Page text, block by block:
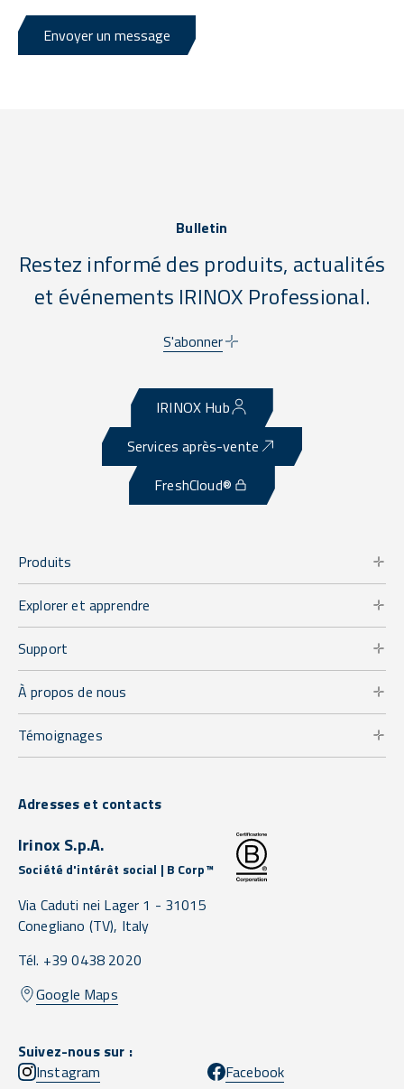
Envoyer un message
Bulletin
Restez informé des produits, actualités
et événements IRINOX Professional.
S'abonner
IRINOX Hub
Services après-vente
FreshCloud®
Produits
Explorer et apprendre
Support
À propos de nous
Témoignages
Adresses et contacts
Irinox S.p.A.
Société d'intérêt social | B Corp™
Via Caduti nei Lager 1 - 31015
Conegliano (TV), Italy
Tél. +39 0438 2020
Google Maps
Suivez-nous sur :
Instagram
Facebook